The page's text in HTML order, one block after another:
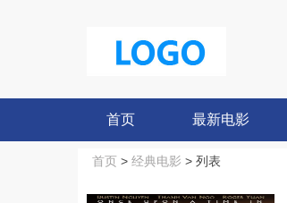
首页 最新电影
首页 > 经典电影 > 列表